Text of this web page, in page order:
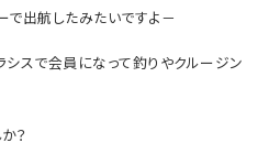
出航したみたいですよ－
スで会員になって釣りやクルージン
？